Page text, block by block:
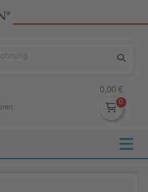
0,00 €